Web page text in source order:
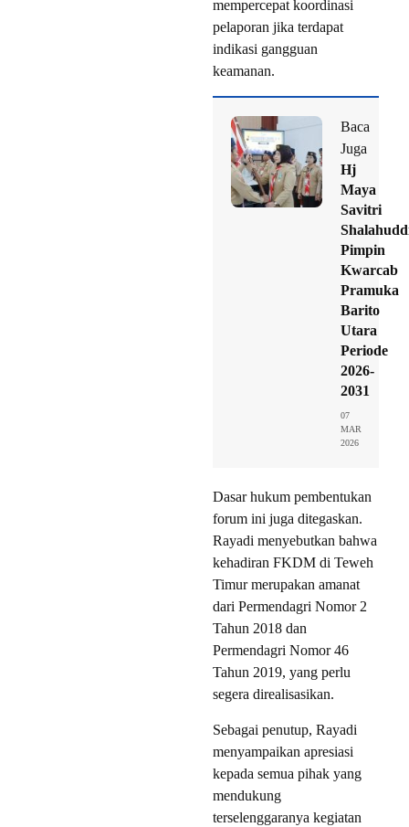
mempercepat koordinasi
pelaporan jika terdapat
indikasi gangguan
keamanan.
Baca
Juga
Hj
Maya
Savitri
Pimpin
Kwarcab
Pramuka
Barito
Utara
Periode
2026-
2031
07
MAR
2026
Dasar hukum pembentukan
forum ini juga ditegaskan.
Rayadi menyebutkan bahwa
kehadiran FKDM di Teweh
Timur merupakan amanat
dari Permendagri Nomor 2
Tahun 2018 dan
Permendagri Nomor 46
Tahun 2019, yang perlu
segera direalisasikan.
Sebagai penutup, Rayadi
menyampaikan apresiasi
kepada semua pihak yang
mendukung
terselenggaranya kegiatan